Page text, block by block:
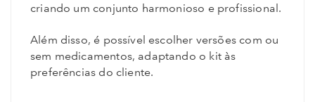
criando um conjunto harmonioso e profissional.
Além disso, é possível escolher versões com ou
sem medicamentos, adaptando o kit às
preferências do cliente.